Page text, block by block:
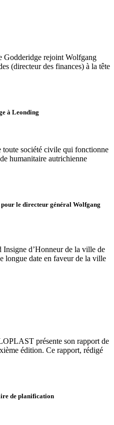
Godderidge rejoint Wolfgang
(directeur des finances) à la tête
à Leonding
société civile qui fonctionne
humanitaire autrichienne
le directeur général Wolfgang
d’Honneur de la ville de
longue date en faveur de la ville
présente son rapport de
édition. Ce rapport, rédigé
de planification